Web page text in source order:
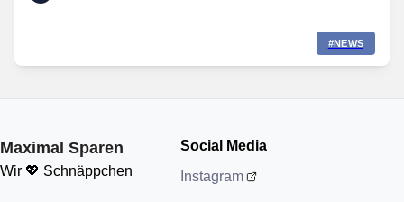
#NEWS
Maximal Sparen
Wir 💖 Schnäppchen
Social Media
Instagram